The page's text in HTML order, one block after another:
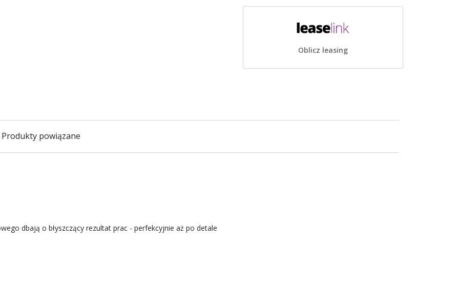
Oblicz leasing
Produkty powiązane
dbają o błyszczący rezultat prac - perfekcyjnie aż po detale